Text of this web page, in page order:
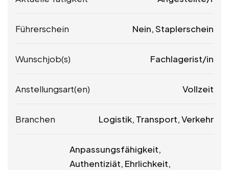
Führerschein Nein, Staplerschein
Wunschjob(s) Fachlagerist/in
Anstellungsart(en) Vollzeit
Branchen Logistik, Transport, Verkehr
Anpassungsfähigkeit,
Authentiziät, Ehrlichkeit,